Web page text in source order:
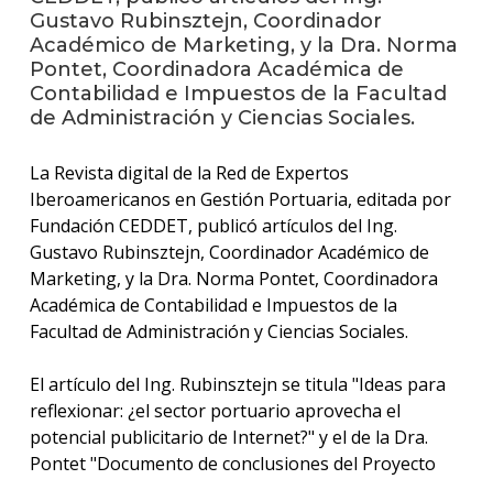
Gustavo Rubinsztejn, Coordinador
Académico de Marketing, y la Dra. Norma
Pontet, Coordinadora Académica de
Contabilidad e Impuestos de la Facultad
de Administración y Ciencias Sociales.
La Revista digital de la Red de Expertos
Iberoamericanos en Gestión Portuaria, editada por
Fundación CEDDET, publicó artículos del Ing.
Gustavo Rubinsztejn, Coordinador Académico de
Marketing, y la Dra. Norma Pontet, Coordinadora
Académica de Contabilidad e Impuestos de la
Facultad de Administración y Ciencias Sociales.
El artículo del Ing. Rubinsztejn se titula "Ideas para
reflexionar: ¿el sector portuario aprovecha el
potencial publicitario de Internet?" y el de la Dra.
Pontet "Documento de conclusiones del Proyecto